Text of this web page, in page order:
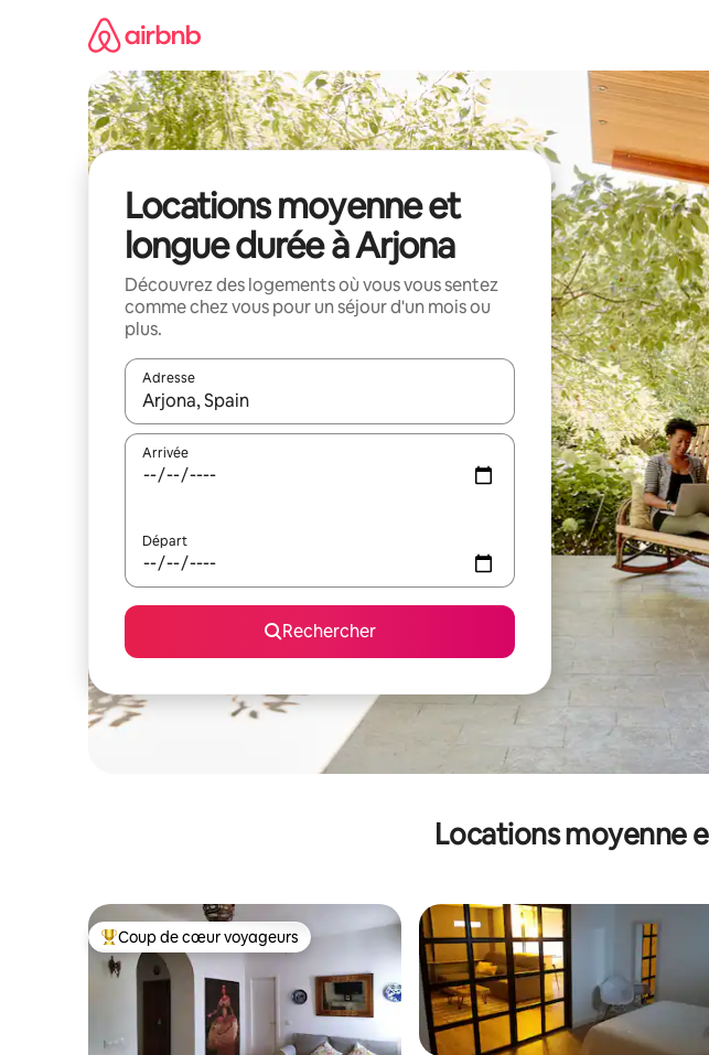
Locations moyenne et
longue durée à Arjona
Découvrez des logements où vous vous sentez
comme chez vous pour un séjour d'un mois ou
plus.
Adresse
Lorsque les résultats s'affichent, utilisez les flèches vers le haut et vers le bas
Arrivée
Départ
Rechercher
Locations moyenne
Coups de cœur voyageurs les plus appréciés
Coup de cœur voyageurs